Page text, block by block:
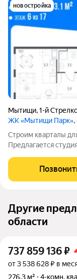
новостройка
Мытищи,1-й
ЖК «Мытищи Парк»
Строим кварталы
Предлагается
"Мытищи Парк".Квартиру в
как с отделкой, так и
Другие
области
737 859 136₽
от 3 538 628 ₽ в
276,3 м²
4-комн.